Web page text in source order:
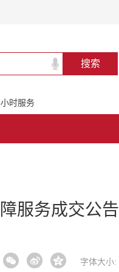
时服务
服务成交公告
字体大小: